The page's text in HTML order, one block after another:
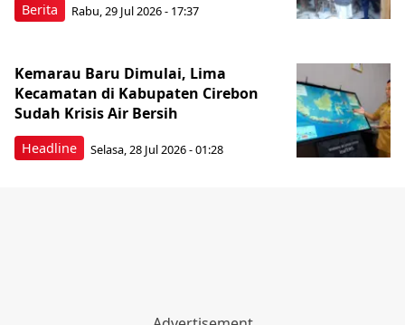
Berita Rabu, 29 Jul 2026 - 17:37
Headline
Kemarau Baru Dimulai, Lima
Kecamatan di Kabupaten Cirebon
Sudah Krisis Air Bersih
Selasa, 28 Jul 2026 - 01:28